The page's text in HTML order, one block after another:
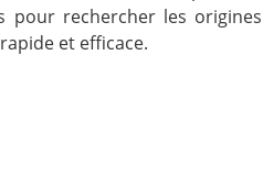
pour rechercher les origines
et efficace.